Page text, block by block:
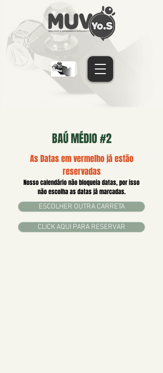
BAÚ MÉDIO #2
As Datas em vermelho já estão
reservadas
Nosso calendário não bloqueia datas, por isso
não escolha as datas já marcadas.
ESCOLHER OUTRA CARRETA
CLICK AQUI PARA RESERVAR